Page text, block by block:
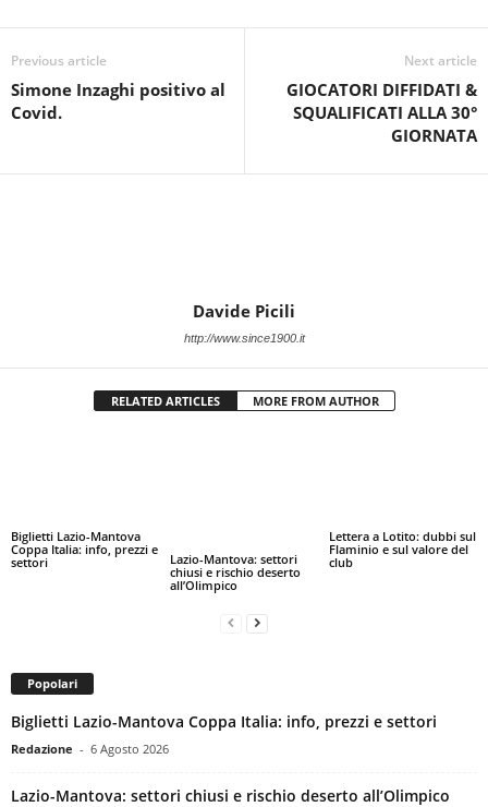
Previous article
Simone Inzaghi positivo al
Covid.
Next article
GIOCATORI DIFFIDATI &
SQUALIFICATI ALLA 30°
GIORNATA
Davide Picili
http://www.since1900.it
RELATED ARTICLES MORE FROM AUTHOR
Biglietti Lazio-Mantova
Coppa Italia: info, prezzi e
settori
Lazio-Mantova: settori
chiusi e rischio deserto
all’Olimpico
Lettera a Lotito: dubbi sul
Flaminio e sul valore del
club
Popolari
Biglietti Lazio-Mantova Coppa Italia: info, prezzi e settori
Redazione - 6 Agosto 2026
Lazio-Mantova: settori chiusi e rischio deserto all’Olimpico